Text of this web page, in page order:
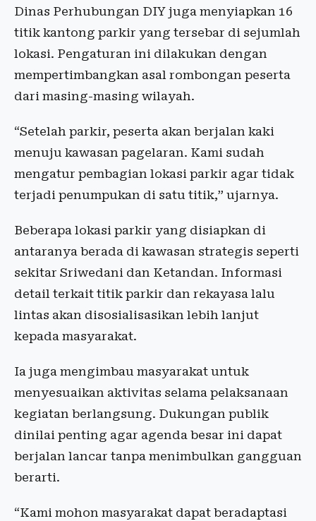
Dinas Perhubungan DIY juga menyiapkan 16
titik kantong parkir yang tersebar di sejumlah
lokasi. Pengaturan ini dilakukan dengan
mempertimbangkan asal rombongan peserta
dari masing-masing wilayah.
“Setelah parkir, peserta akan berjalan kaki
menuju kawasan pagelaran. Kami sudah
mengatur pembagian lokasi parkir agar tidak
terjadi penumpukan di satu titik,” ujarnya.
Beberapa lokasi parkir yang disiapkan di
antaranya berada di kawasan strategis seperti
sekitar Sriwedani dan Ketandan. Informasi
detail terkait titik parkir dan rekayasa lalu
lintas akan disosialisasikan lebih lanjut
kepada masyarakat.
Ia juga mengimbau masyarakat untuk
menyesuaikan aktivitas selama pelaksanaan
kegiatan berlangsung. Dukungan publik
dinilai penting agar agenda besar ini dapat
berjalan lancar tanpa menimbulkan gangguan
berarti.
“Kami mohon masyarakat dapat beradaptasi